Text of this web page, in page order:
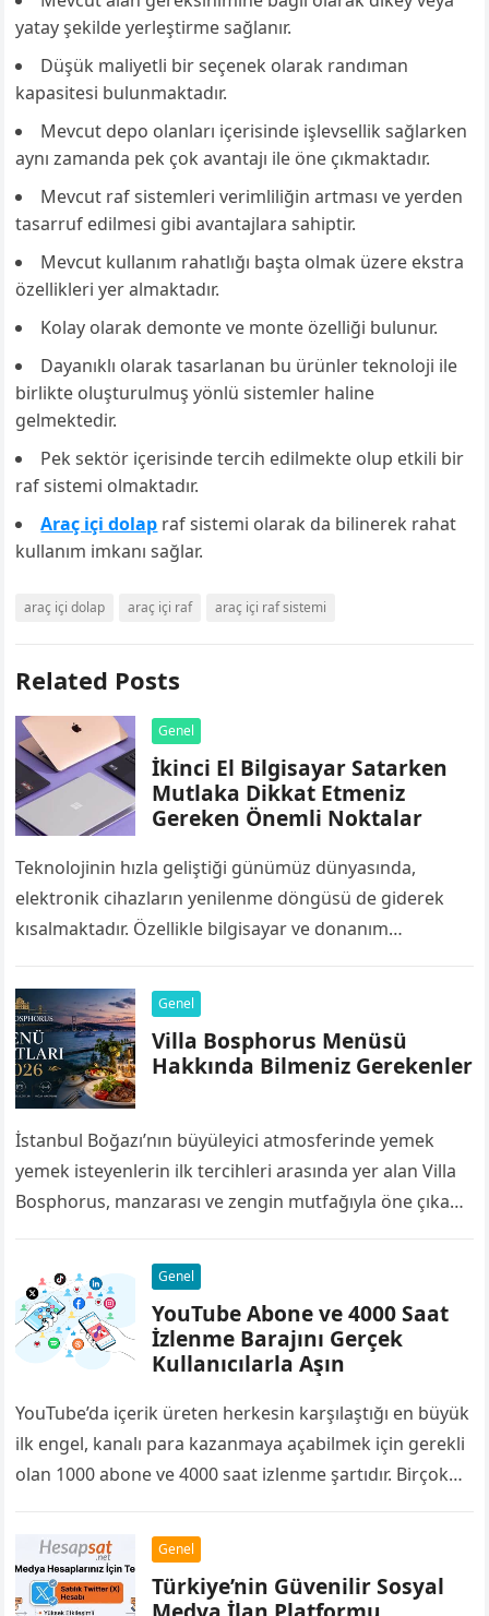
yatay şekilde yerleştirme sağlanır.
Düşük maliyetli bir seçenek olarak randıman
kapasitesi bulunmaktadır.
Mevcut depo olanları içerisinde işlevsellik sağlarken
aynı zamanda pek çok avantajı ile öne çıkmaktadır.
Mevcut raf sistemleri verimliliğin artması ve yerden
tasarruf edilmesi gibi avantajlara sahiptir.
Mevcut kullanım rahatlığı başta olmak üzere ekstra
özellikleri yer almaktadır.
Kolay olarak demonte ve monte özelliği bulunur.
Dayanıklı olarak tasarlanan bu ürünler teknoloji ile
birlikte oluşturulmuş yönlü sistemler haline
gelmektedir.
Pek sektör içerisinde tercih edilmekte olup etkili bir
raf sistemi olmaktadır.
Araç içi dolap raf sistemi olarak da bilinerek rahat
kullanım imkanı sağlar.
araç içi dolap araç içi raf araç içi raf sistemi
Related Posts
Genel
İkinci El Bilgisayar Satarken
Mutlaka Dikkat Etmeniz
Gereken Önemli Noktalar
Teknolojinin hızla geliştiği günümüz dünyasında,
elektronik cihazların yenilenme döngüsü de giderek
kısalmaktadır. Özellikle bilgisayar ve donanım
sistem gereksinimleri nedeniyle birkaç yıl…
Genel
Villa Bosphorus Menüsü
Hakkında Bilmeniz Gerekenler
İstanbul Boğazı’nın büyüleyici atmosferinde yemek
yemek isteyenlerin ilk tercihleri arasında yer alan Villa
Bosphorus, manzarası ve zengin mutfağıyla öne çıkan
yemeklerine, kahvaltı…
Genel
YouTube Abone ve 4000 Saat
İzlenme Barajını Gerçek
Kullanıcılarla Aşın
YouTube’da içerik üreten herkesin karşılaştığı en büyük
ilk engel, kanalı para kazanmaya açabilmek için gerekli
olan 1000 abone ve 4000 saat izlenme şartıdır. Birçok
Genel
Türkiye’nin Güvenilir Sosyal